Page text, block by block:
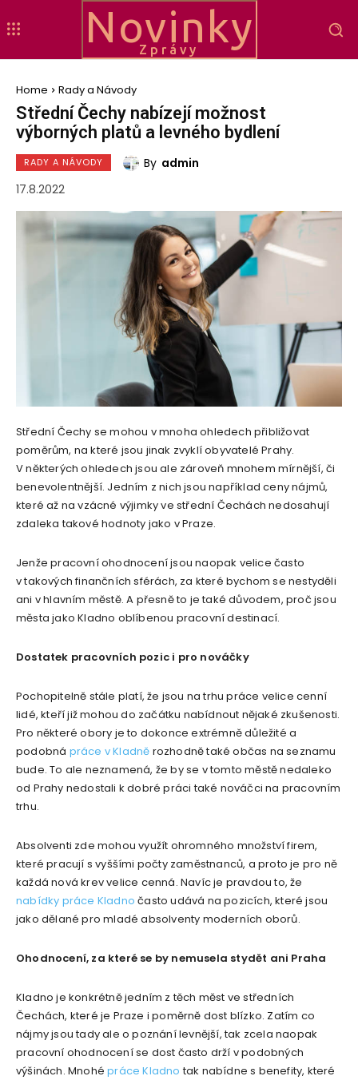
Novinky
Zprávy
Home Rady a Návody
Střední Čechy nabízejí možnost
výborných platů a levného bydlení
RADY A NÁVODY By admin
17.8.2022
Střední Čechy se mohou v mnoha ohledech přibližovat
poměrům, na které jsou jinak zvyklí obyvatelé Prahy.
V některých ohledech jsou ale zároveň mnohem mírnější, či
benevolentnější. Jedním z nich jsou například ceny nájmů,
které až na vzácné výjimky ve střední Čechách nedosahují
zdaleka takové hodnoty jako v Praze.
Jenže pracovní ohodnocení jsou naopak velice často
v takových finančních sférách, za které bychom se nestyděli
ani v hlavním městě. A přesně to je také důvodem, proč jsou
města jako Kladno oblíbenou pracovní destinací.
Dostatek pracovních pozic i pro nováčky
Pochopitelně stále platí, že jsou na trhu práce velice cenní
lidé, kteří již mohou do začátku nabídnout nějaké zkušenosti.
Pro některé obory je to dokonce extrémně důležité a
podobná práce v Kladně rozhodně také občas na seznamu
bude. To ale neznamená, že by se v tomto městě nedaleko
od Prahy nedostali k dobré práci také nováčci na pracovním
trhu.
Absolventi zde mohou využít ohromného množství firem,
které pracují s vyššími počty zaměstnanců, a proto je pro ně
každá nová krev velice cenná. Navíc je pravdou to, že
nabídky práce Kladno často udává na pozicích, které jsou
jako dělané pro mladé absolventy moderních oborů.
Ohodnocení, za které se by nemusela stydět ani Praha
Kladno je konkrétně jedním z těch měst ve středních
Čechách, které je Praze i poměrně dost blízko. Zatím co
nájmy jsou tady ale o poznání levnější, tak zcela naopak
pracovní ohodnocení se dost často drží v podobných
výšinách. Mnohépráce Kladno tak nabídne s benefity, které